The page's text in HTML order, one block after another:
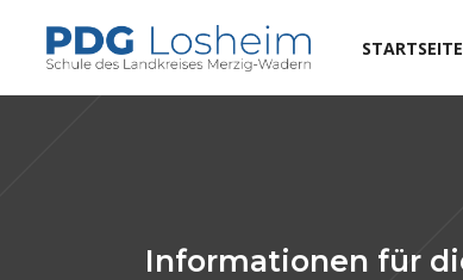
STARTSEITE
Informationen für